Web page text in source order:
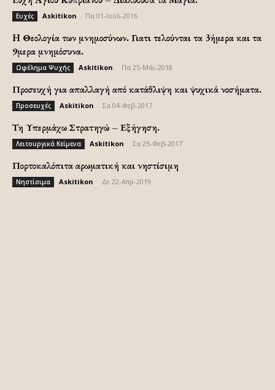
Ευχές Askitikon Πα 01-Ιούλ-2016
H Θεολογία των μνημοσύνων. Γιατι τελούνται τα 3ήμερα και τα
9μερα μνημόσυνα.
Ωφέλημα Ψυχής Askitikon Πα 25-Μάι-2018
Προσευχή για απαλλαγή από κατάθλιψη και ψυχικά νοσήματα.
Προσευχές Askitikon Σα 04-Φεβ-2017
Τη Υπερμάχω Στρατηγώ – Εξήγηση.
Λειτουργικά Κείμενα Askitikon Σα 25-Φεβ-2017
Πορτοκαλόπιτα αρωματική και νηστίσιμη
Νηστίσιμα Askitikon Δε 22-Απρ-2019